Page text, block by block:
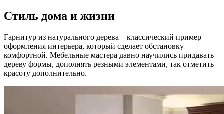
Стиль дома и жизни
Гарнитур из натурального дерева – классический пример
оформления интерьера, который сделает обстановку
комфортной. Мебельные мастера давно научились придавать
дереву формы, дополнять резными элементами, так отметить
красоту дополнительно.